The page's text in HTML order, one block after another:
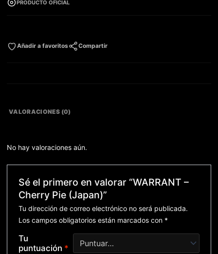
PRODUCTO OFICIAL
Añadir a favoritos Compartir
VALORACIONES (0)
No hay valoraciones aún.
Sé el primero en valorar “WARRANT –
Cherry Pie (Japan)”
Tu dirección de correo electrónico no será publicada.
Los campos obligatorios están marcados con *
Tu
puntuación *